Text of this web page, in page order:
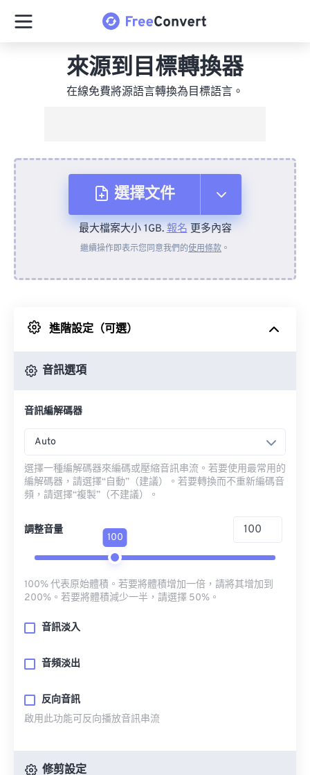
來源到目標轉換器
在線免費將源語言轉換為目標語言。
選擇文件
來自裝置
來自 Google 雲端硬碟
最大檔案大小 1GB.報名更多內容
繼續操作即表示您同意我們的使用條款 。
進階設定（可選）
音訊選項
音訊編解碼器
Auto
選擇一種編解碼器來編碼或壓縮音訊串流。若要使用最常用的
編解碼器，請選擇“自動”（建議）。若要轉換而不重新編碼音
頻，請選擇“複製”（不建議）。
調整音量
100
100% 代表原始體積。若要將體積增加一倍，請將其增加到
200%。若要將體積減少一半，請選擇 50%。
音訊淡入
音頻淡出
反向音訊
啟用此功能可反向播放音訊串流
修剪設定